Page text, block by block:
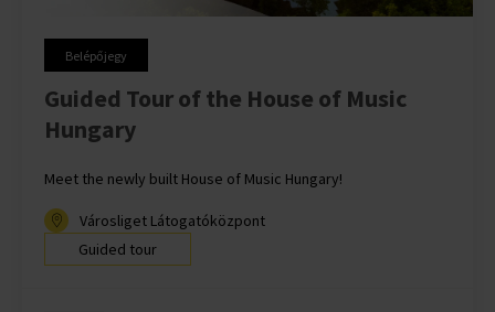
Belépőjegy
Guided Tour of the House of Music
Hungary
Meet the newly built House of Music Hungary!
Városliget Látogatóközpont
Guided tour